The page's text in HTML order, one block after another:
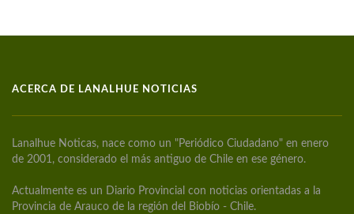
ACERCA DE LANALHUE NOTICIAS
Lanalhue Noticas, nace como un "Periódico Ciudadano" en enero
de 2001, considerado el más antiguo de Chile en ese género.
Actualmente es un Diario Provincial con noticias orientadas a la
Provincia de Arauco de la región del Biobío - Chile.